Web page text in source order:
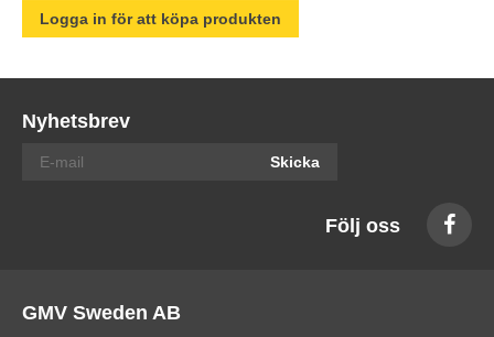
Logga in för att köpa produkten
Nyhetsbrev
Skicka
Följ oss
GMV Sweden AB